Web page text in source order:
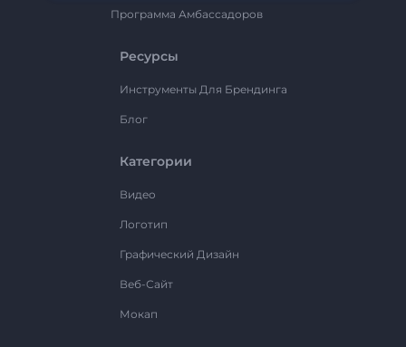
Программа Амбассадоров
Ресурсы
Инструменты Для Брендинга
Блог
Категории
Видео
Логотип
Графический Дизайн
Веб-Сайт
Мокап